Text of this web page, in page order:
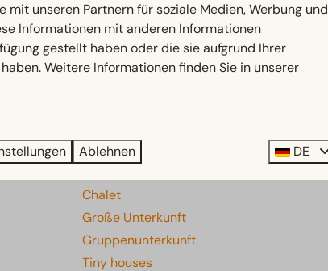
Alle Ferienhäuser
Chalet
Große Unterkunft
Gruppenunterkunft
Tiny houses
mit unseren Partnern für soziale Medien, Werbung und
Informationen mit anderen Informationen
gestellt haben oder die sie aufgrund Ihrer
Weitere Informationen finden Sie in unserer
Ablehnen DE